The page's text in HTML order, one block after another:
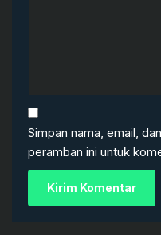
Simpan nama, email,
peramban ini untuk